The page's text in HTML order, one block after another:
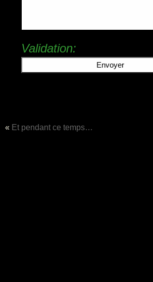
Validation:
« Et pendant ce temps…